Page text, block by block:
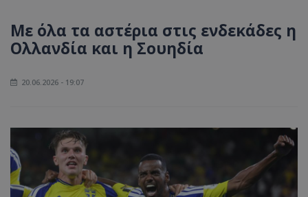
Με όλα τα αστέρια στις ενδεκάδες η
Ολλανδία και η Σουηδία
20.06.2026 - 19:07